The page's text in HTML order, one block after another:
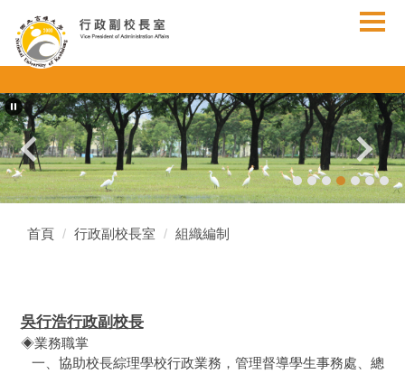
到
主
內
容
區
首頁 行政副校長室 組織編制
吳行浩行政副校長
◈業務職掌
一、協助校長綜理學校行政業務，管理督導學生事務處、總